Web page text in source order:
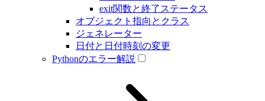
exit関数と終了ステータス
オブジェクト指向とクラス
ジェネレーター
日付と日付時刻の変更
Pythonのエラー解説